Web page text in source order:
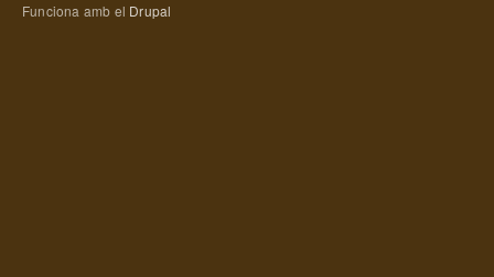
Funciona amb el Drupal